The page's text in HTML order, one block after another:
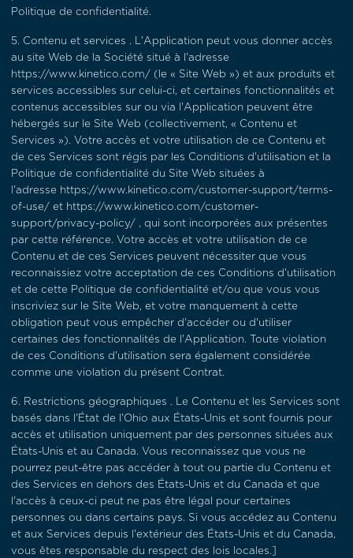
Politique de confidentialité.
5. Contenu et services . L'Application peut vous donner accès
au site Web de la Société situé à l'adresse
https://www.kinetico.com/ (le « Site Web ») et aux produits et
services accessibles sur celui-ci, et certaines fonctionnalités et
contenus accessibles sur ou via l'Application peuvent être
hébergés sur le Site Web (collectivement, « Contenu et
Services »). Votre accès et votre utilisation de ce Contenu et
de ces Services sont régis par les Conditions d'utilisation et la
Politique de confidentialité du Site Web situées à
l'adresse https://www.kinetico.com/customer-support/terms-
of-use/ et https://www.kinetico.com/customer-
support/privacy-policy/ , qui sont incorporées aux présentes
par cette référence. Votre accès et votre utilisation de ce
Contenu et de ces Services peuvent nécessiter que vous
reconnaissiez votre acceptation de ces Conditions d'utilisation
et de cette Politique de confidentialité et/ou que vous vous
inscriviez sur le Site Web, et votre manquement à cette
obligation peut vous empêcher d'accéder ou d'utiliser
certaines des fonctionnalités de l'Application. Toute violation
de ces Conditions d'utilisation sera également considérée
comme une violation du présent Contrat.
6. Restrictions géographiques . Le Contenu et les Services sont
basés dans l'État de l'Ohio aux États-Unis et sont fournis pour
accès et utilisation uniquement par des personnes situées aux
États-Unis et au Canada. Vous reconnaissez que vous ne
pourrez peut-être pas accéder à tout ou partie du Contenu et
des Services en dehors des États-Unis et du Canada et que
l'accès à ceux-ci peut ne pas être légal pour certaines
personnes ou dans certains pays. Si vous accédez au Contenu
et aux Services depuis l'extérieur des États-Unis et du Canada,
vous êtes responsable du respect des lois locales.]